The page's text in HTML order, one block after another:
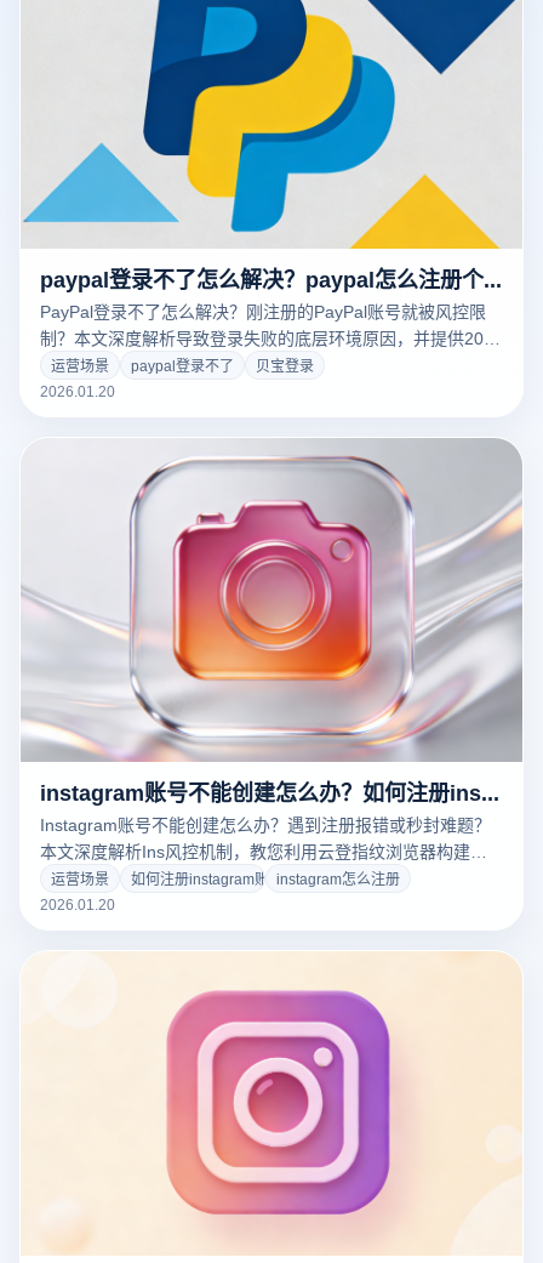
paypal登录不了怎么解决？paypal怎么注册个人账户？
PayPal登录不了怎么解决？刚注册的PayPal账号就被风控限
制？本文深度解析导致登录失败的底层环境原因，并提供2025
最新PayPal怎么注册个人账户的保姆级教程。揭秘跨境大卖如
何利用云登指纹浏览器构建独立纯净环境，通过物理级指纹隔
离技术，保障账号资金安全。点击免费获取防风控方案！
运营场景 paypal登录不了
贝宝登录
2026.01.20
instagram账号不能创建怎么办？如何注册instagram账号？
Instagram账号不能创建怎么办？遇到注册报错或秒封难题？
本文深度解析Ins风控机制，教您利用云登指纹浏览器构建物
理级隔离环境。掌握2025最新“如何注册Instagram账号”的高
成功率步骤，通过指纹伪装与自动化养号技术，轻松突破注册
运营场景 如何注册instagram账号instagram怎么注册
2026.01.20